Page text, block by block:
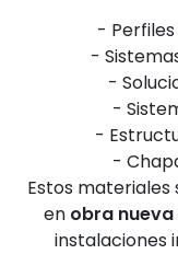
-
-
-
-
-
-
Estos
en obra nueva
instalaciones